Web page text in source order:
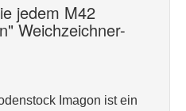
jedem M42
Weichzeichner-
Imagon ist ein